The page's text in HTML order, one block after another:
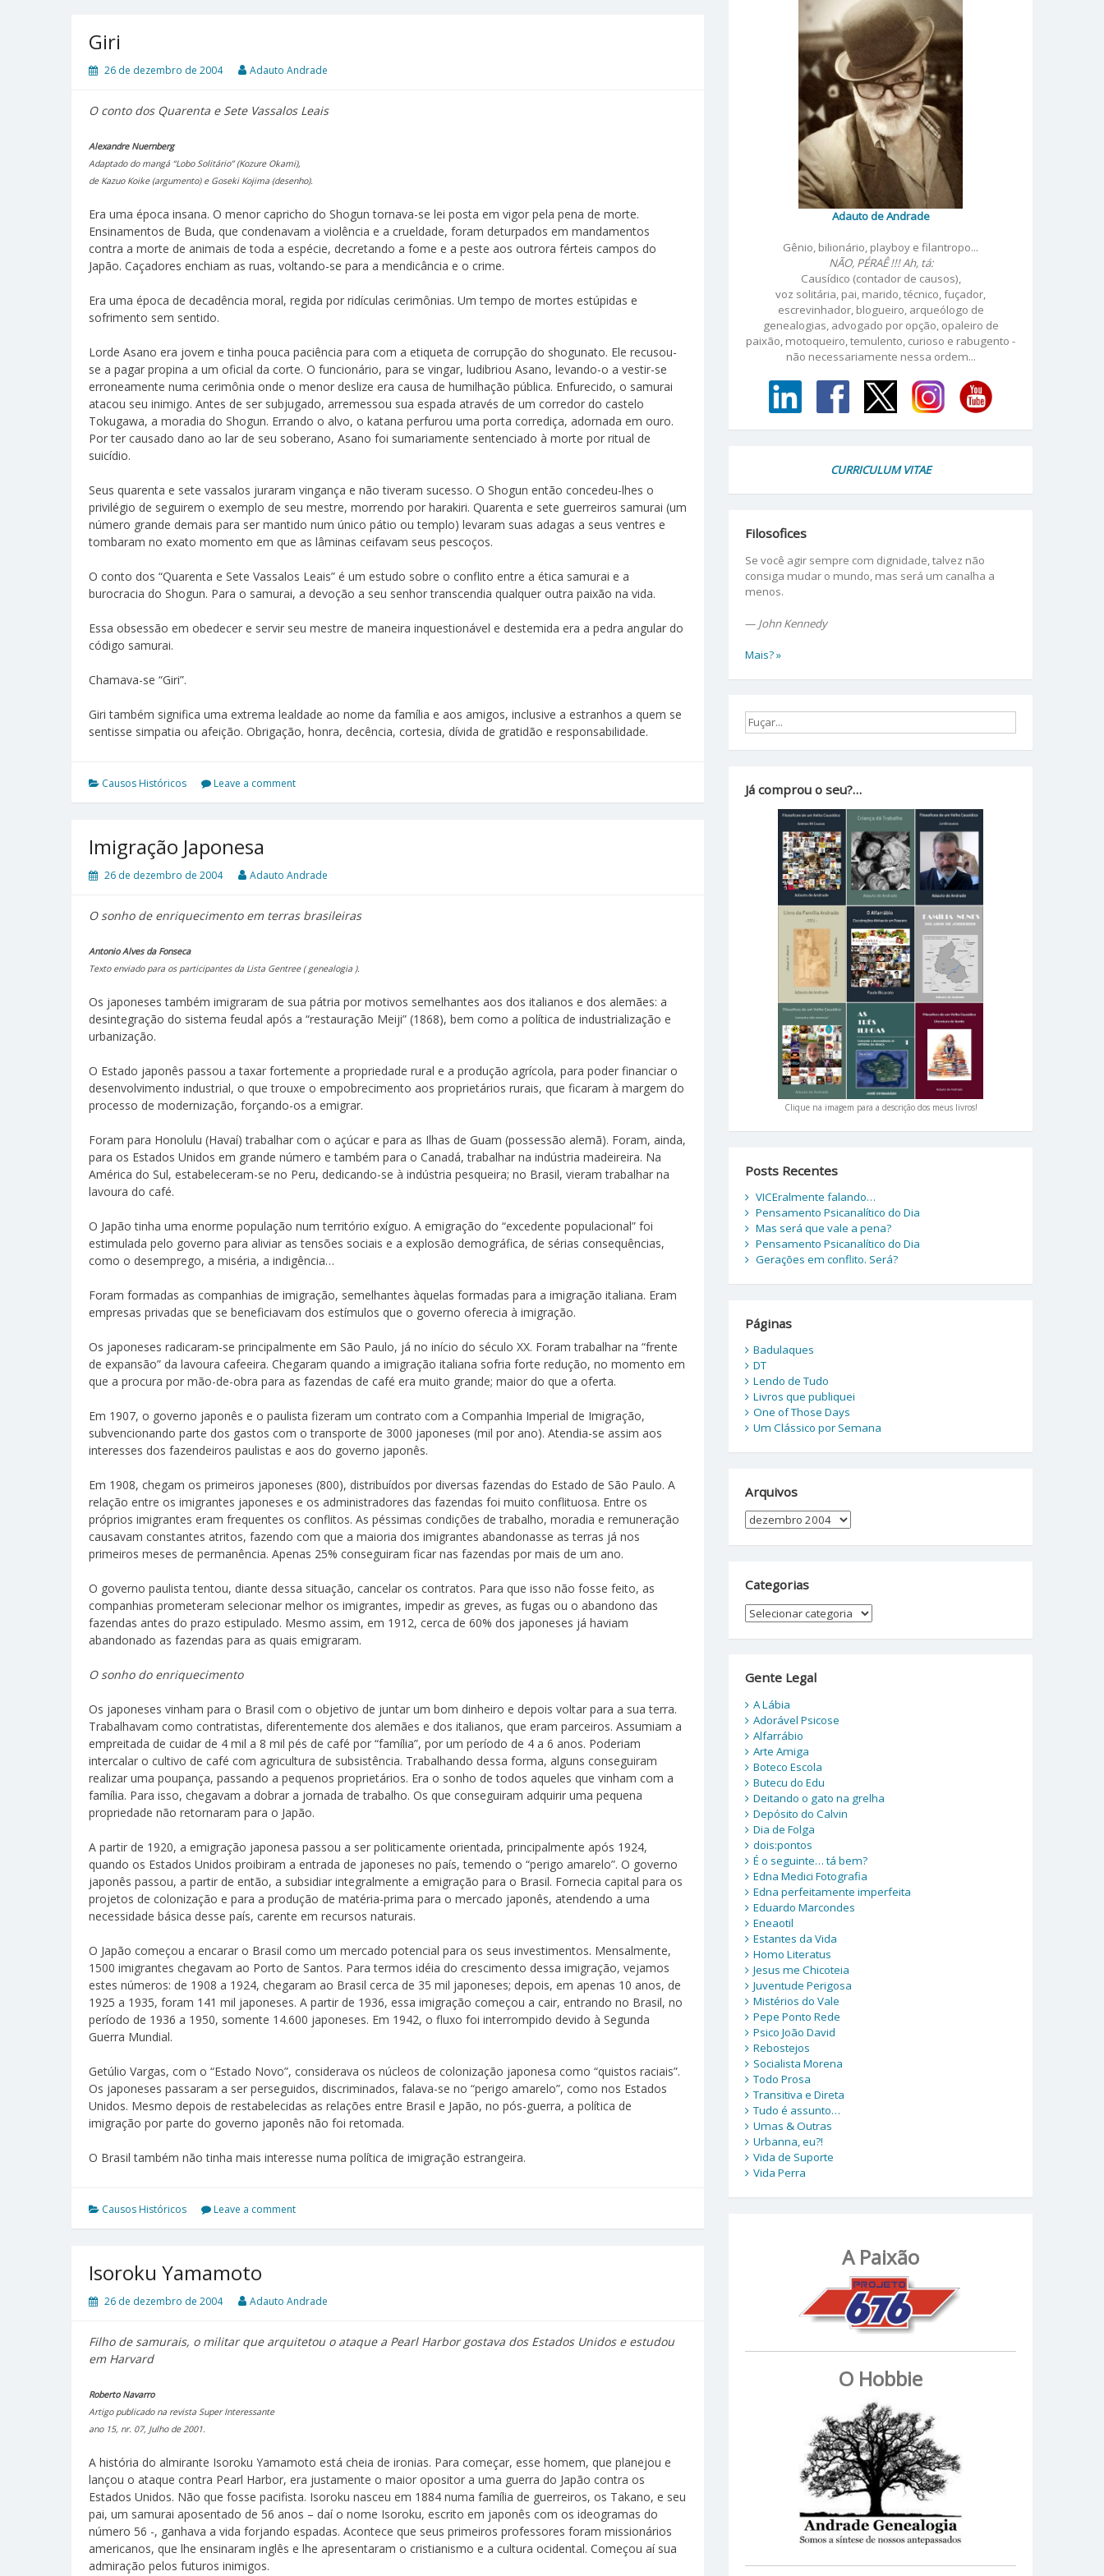
Giri
26 de dezembro de 2004 Adauto Andrade
O conto dos Quarenta e Sete Vassalos Leais
Alexandre Nuernberg
Adaptado do mangá “Lobo Solitário” (Kozure Okami),
de Kazuo Koike (argumento) e Goseki Kojima (desenho).
Era uma época insana. O menor capricho do Shogun tornava-se lei posta em vigor pela pena de morte.
Ensinamentos de Buda, que condenavam a violência e a crueldade, foram deturpados em mandamentos
contra a morte de animais de toda a espécie, decretando a fome e a peste aos outrora férteis campos do
Japão. Caçadores enchiam as ruas, voltando-se para a mendicância e o crime.
Era uma época de decadência moral, regida por ridículas cerimônias. Um tempo de mortes estúpidas e
sofrimento sem sentido.
Lorde Asano era jovem e tinha pouca paciência para com a etiqueta de corrupção do shogunato. Ele recusou-
se a pagar propina a um oficial da corte. O funcionário, para se vingar, ludibriou Asano, levando-o a vestir-se
erroneamente numa cerimônia onde o menor deslize era causa de humilhação pública. Enfurecido, o samurai
atacou seu inimigo. Antes de ser subjugado, arremessou sua espada através de um corredor do castelo
Tokugawa, a moradia do Shogun. Errando o alvo, o katana perfurou uma porta corrediça, adornada em ouro.
Por ter causado dano ao lar de seu soberano, Asano foi sumariamente sentenciado à morte por ritual de
suicídio.
Seus quarenta e sete vassalos juraram vingança e não tiveram sucesso. O Shogun então concedeu-lhes o
privilégio de seguirem o exemplo de seu mestre, morrendo por harakiri. Quarenta e sete guerreiros samurai (um
número grande demais para ser mantido num único pátio ou templo) levaram suas adagas a seus ventres e
tombaram no exato momento em que as lâminas ceifavam seus pescoços.
O conto dos “Quarenta e Sete Vassalos Leais” é um estudo sobre o conflito entre a ética samurai e a
burocracia do Shogun. Para o samurai, a devoção a seu senhor transcendia qualquer outra paixão na vida.
Essa obsessão em obedecer e servir seu mestre de maneira inquestionável e destemida era a pedra angular do
código samurai.
Chamava-se “Giri”.
Giri também significa uma extrema lealdade ao nome da família e aos amigos, inclusive a estranhos a quem se
sentisse simpatia ou afeição. Obrigação, honra, decência, cortesia, dívida de gratidão e responsabilidade.
Causos Históricos Leave a comment
Imigração Japonesa
26 de dezembro de 2004 Adauto Andrade
O sonho de enriquecimento em terras brasileiras
Antonio Alves da Fonseca
Texto enviado para os participantes da Lista Gentree ( genealogia ).
Os japoneses também imigraram de sua pátria por motivos semelhantes aos dos italianos e dos alemães: a
desintegração do sistema feudal após a “restauração Meiji” (1868), bem como a política de industrialização e
urbanização.
O Estado japonês passou a taxar fortemente a propriedade rural e a produção agrícola, para poder financiar o
desenvolvimento industrial, o que trouxe o empobrecimento aos proprietários rurais, que ficaram à margem do
processo de modernização, forçando-os a emigrar.
Foram para Honolulu (Havaí) trabalhar com o açúcar e para as Ilhas de Guam (possessão alemã). Foram, ainda,
para os Estados Unidos em grande número e também para o Canadá, trabalhar na indústria madeireira. Na
América do Sul, estabeleceram-se no Peru, dedicando-se à indústria pesqueira; no Brasil, vieram trabalhar na
lavoura do café.
O Japão tinha uma enorme população num território exíguo. A emigração do “excedente populacional” foi
estimulada pelo governo para aliviar as tensões sociais e a explosão demográfica, de sérias consequências,
como o desemprego, a miséria, a indigência…
Foram formadas as companhias de imigração, semelhantes àquelas formadas para a imigração italiana. Eram
empresas privadas que se beneficiavam dos estímulos que o governo oferecia à imigração.
Os japoneses radicaram-se principalmente em São Paulo, já no início do século XX. Foram trabalhar na “frente
de expansão” da lavoura cafeeira. Chegaram quando a imigração italiana sofria forte redução, no momento em
que a procura por mão-de-obra para as fazendas de café era muito grande; maior do que a oferta.
Em 1907, o governo japonês e o paulista fizeram um contrato com a Companhia Imperial de Imigração,
subvencionando parte dos gastos com o transporte de 3000 japoneses (mil por ano). Atendia-se assim aos
interesses dos fazendeiros paulistas e aos do governo japonês.
Em 1908, chegam os primeiros japoneses (800), distribuídos por diversas fazendas do Estado de São Paulo. A
relação entre os imigrantes japoneses e os administradores das fazendas foi muito conflituosa. Entre os
próprios imigrantes eram frequentes os conflitos. As péssimas condições de trabalho, moradia e remuneração
causavam constantes atritos, fazendo com que a maioria dos imigrantes abandonasse as terras já nos
primeiros meses de permanência. Apenas 25% conseguiram ficar nas fazendas por mais de um ano.
O governo paulista tentou, diante dessa situação, cancelar os contratos. Para que isso não fosse feito, as
companhias prometeram selecionar melhor os imigrantes, impedir as greves, as fugas ou o abandono das
fazendas antes do prazo estipulado. Mesmo assim, em 1912, cerca de 60% dos japoneses já haviam
abandonado as fazendas para as quais emigraram.
O sonho do enriquecimento
Os japoneses vinham para o Brasil com o objetivo de juntar um bom dinheiro e depois voltar para a sua terra.
Trabalhavam como contratistas, diferentemente dos alemães e dos italianos, que eram parceiros. Assumiam a
empreitada de cuidar de 4 mil a 8 mil pés de café por “família”, por um período de 4 a 6 anos. Poderiam
intercalar o cultivo de café com agricultura de subsistência. Trabalhando dessa forma, alguns conseguiram
realizar uma poupança, passando a pequenos proprietários. Era o sonho de todos aqueles que vinham com a
família. Para isso, chegavam a dobrar a jornada de trabalho. Os que conseguiram adquirir uma pequena
propriedade não retornaram para o Japão.
A partir de 1920, a emigração japonesa passou a ser politicamente orientada, principalmente após 1924,
quando os Estados Unidos proibiram a entrada de japoneses no país, temendo o “perigo amarelo”. O governo
japonês passou, a partir de então, a subsidiar integralmente a emigração para o Brasil. Fornecia capital para os
projetos de colonização e para a produção de matéria-prima para o mercado japonês, atendendo a uma
necessidade básica desse país, carente em recursos naturais.
O Japão começou a encarar o Brasil como um mercado potencial para os seus investimentos. Mensalmente,
1500 imigrantes chegavam ao Porto de Santos. Para termos idéia do crescimento dessa imigração, vejamos
estes números: de 1908 a 1924, chegaram ao Brasil cerca de 35 mil japoneses; depois, em apenas 10 anos, de
1925 a 1935, foram 141 mil japoneses. A partir de 1936, essa imigração começou a cair, entrando no Brasil, no
período de 1936 a 1950, somente 14.600 japoneses. Em 1942, o fluxo foi interrompido devido à Segunda
Guerra Mundial.
Getúlio Vargas, com o “Estado Novo”, considerava os núcleos de colonização japonesa como “quistos raciais”.
Os japoneses passaram a ser perseguidos, discriminados, falava-se no “perigo amarelo”, como nos Estados
Unidos. Mesmo depois de restabelecidas as relações entre Brasil e Japão, no pós-guerra, a política de
imigração por parte do governo japonês não foi retomada.
O Brasil também não tinha mais interesse numa política de imigração estrangeira.
Causos Históricos Leave a comment
Isoroku Yamamoto
26 de dezembro de 2004 Adauto Andrade
Filho de samurais, o militar que arquitetou o ataque a Pearl Harbor gostava dos Estados Unidos e estudou
em Harvard
Roberto Navarro
Artigo publicado na revista Super Interessante
ano 15, nr. 07, Julho de 2001.
A história do almirante Isoroku Yamamoto está cheia de ironias. Para começar, esse homem, que planejou e
lançou o ataque contra Pearl Harbor, era justamente o maior opositor a uma guerra do Japão contra os
Estados Unidos. Não que fosse pacifista. Isoroku nasceu em 1884 numa família de guerreiros, os Takano, e seu
pai, um samurai aposentado de 56 anos – daí o nome Isoroku, escrito em japonês com os ideogramas do
número 56 -, ganhava a vida forjando espadas. Acontece que seus primeiros professores foram missionários
americanos, que lhe ensinaram inglês e lhe apresentaram o cristianismo e a cultura ocidental. Começou aí sua
admiração pelos futuros inimigos.
Adauto de Andrade
Gênio, bilionário, playboy e filantropo...
NÃO, PÉRAÊ !!! Ah, tá:
Causídico (contador de causos),
voz solitária, pai, marido, técnico, fuçador,
escrevinhador, blogueiro, arqueólogo de
genealogias, advogado por opção, opaleiro de
paixão, motoqueiro, temulento, curioso e rabugento -
não necessariamente nessa ordem...
CURRICULUM VITAE
Filosofices
Se você agir sempre com dignidade, talvez não
consiga mudar o mundo, mas será um canalha a
menos.
— John Kennedy
Mais? »
Já comprou o seu?…
Clique na imagem para a descrição dos meus livros!
Posts Recentes
VICEralmente falando…
Pensamento Psicanalítico do Dia
Mas será que vale a pena?
Pensamento Psicanalítico do Dia
Gerações em conflito. Será?
Páginas
Badulaques
DT
Lendo de Tudo
Livros que publiquei
One of Those Days
Um Clássico por Semana
Arquivos
Arquivos
Categorias
Categorias
Gente Legal
A Lábia
Adorável Psicose
Alfarrábio
Arte Amiga
Boteco Escola
Butecu do Edu
Deitando o gato na grelha
Depósito do Calvin
Dia de Folga
dois:pontos
É o seguinte… tá bem?
Edna Medici Fotografia
Edna perfeitamente imperfeita
Eduardo Marcondes
Eneaotil
Estantes da Vida
Homo Literatus
Jesus me Chicoteia
Juventude Perigosa
Mistérios do Vale
Pepe Ponto Rede
Psico João David
Rebostejos
Socialista Morena
Todo Prosa
Transitiva e Direta
Tudo é assunto…
Umas & Outras
Urbanna, eu?!
Vida de Suporte
Vida Perra
A Paixão
O Hobbie